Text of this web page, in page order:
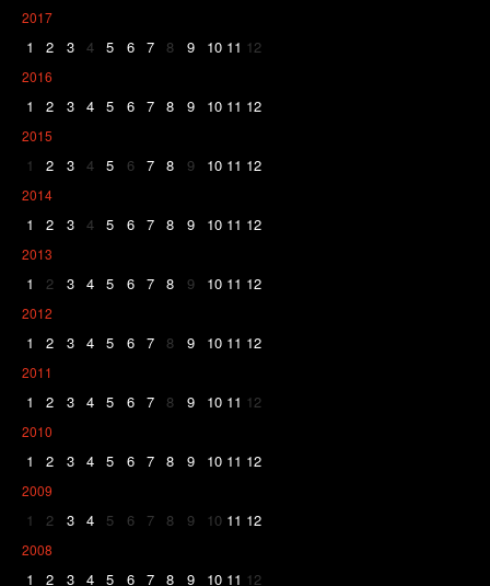
2017
1 2 3 4 5 6 7 8 9 10 11 12
2016
1 2 3 4 5 6 7 8 9 10 11 12
2015
1 2 3 4 5 6 7 8 9 10 11 12
2014
1 2 3 4 5 6 7 8 9 10 11 12
2013
1 2 3 4 5 6 7 8 9 10 11 12
2012
1 2 3 4 5 6 7 8 9 10 11 12
2011
1 2 3 4 5 6 7 8 9 10 11 12
2010
1 2 3 4 5 6 7 8 9 10 11 12
2009
1 2 3 4 5 6 7 8 9 10 11 12
2008
1 2 3 4 5 6 7 8 9 10 11 12